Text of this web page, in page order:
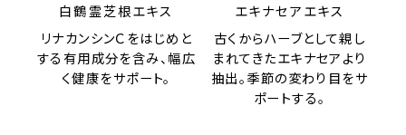
白鶴霊芝根エキス
リナカンシンＣをはじめと
する有用成分を含み、幅広
く健康をサポート。
エキナセアエキス
古くからハーブとして親し
まれてきたエキナセアより
抽出。季節の変わり目をサ
ポートする。